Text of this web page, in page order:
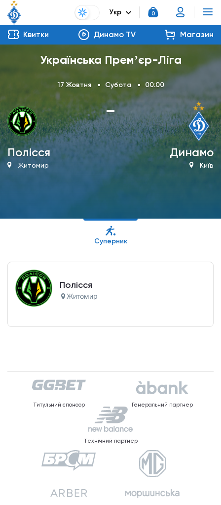
Укр 0
Квитки Динамо TV Магазин
Українська Премʼєр-Ліга
17 Жовтня Субота 00:00
Полісся
Житомир
-
Динамо
Київ
Суперник
Полісся
Житомир
Титульний спонсор Генеральний партнер
Технічний партнер